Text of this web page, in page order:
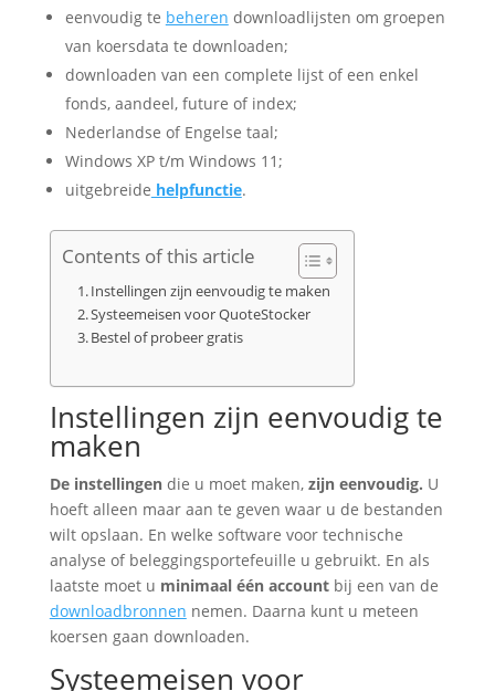
eenvoudig te beheren downloadlijsten om groepen
van koersdata te downloaden;
downloaden van een complete lijst of een enkel
fonds, aandeel, future of index;
Nederlandse of Engelse taal;
Windows XP t/m Windows 11;
uitgebreide helpfunctie.
Contents of this article
Instellingen zijn eenvoudig te maken
Systeemeisen voor QuoteStocker
Bestel of probeer gratis
Instellingen zijn eenvoudig te
maken
De instellingendie u moet maken,zijn eenvoudig. U
hoeft alleen maar aan te geven waar u de bestanden
wilt opslaan. En welke software voor technische
analyse of beleggingsportefeuille u gebruikt. En als
laatste moet u minimaal één accountbij een van de
downloadbronnen nemen. Daarna kunt u meteen
koersen gaan downloaden.
Systeemeisen voor